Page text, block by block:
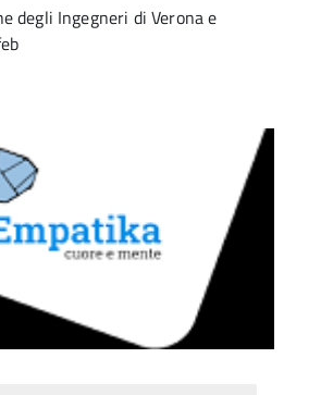
degli Ingegneri di Verona e